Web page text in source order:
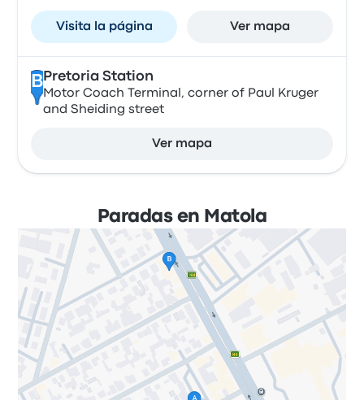
Visita la página Ver mapa
B Pretoria Station
Motor Coach Terminal, corner of Paul Kruger
and Sheiding street
Ver mapa
Paradas en Matola